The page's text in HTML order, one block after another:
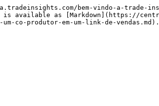
bem-vindo-a-trade-
available as [Markdown](https://
co-produtor-em-um-link-de-vendas.md).